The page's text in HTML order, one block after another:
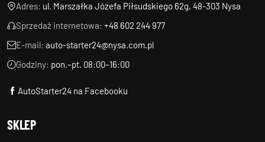
Adres: ul. Marszałka Józefa Piłsudskiego 62g, 48-303 Nysa
Sprzedaż internetowa: +48 602 244 977
E-mail: auto-starter24@nysa.com.pl
Godziny: pon.–pt. 08:00–16:00
AutoStarter24 na Facebooku
SKLEP